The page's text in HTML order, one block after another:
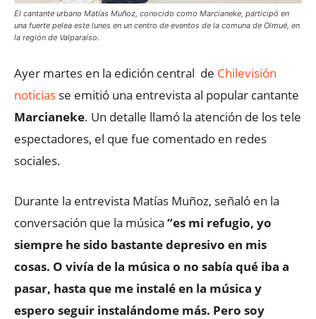
El cantante urbano Matías Muñoz, conocido como Marcianeke, participó en
una fuerte pelea este lunes en un centro de eventos de la comuna de Olmué, en
la región de Valparaíso.
Ayer martes en la edición central de Chilevisión
noticias se emitió una entrevista al popular cantante
Marcianeke. Un detalle llamó la atención de los tele
espectadores, el que fue comentado en redes
sociales.
Durante la entrevista Matías Muñoz, señaló en la
conversación que la música “es mi refugio, yo
siempre he sido bastante depresivo en mis
cosas. O vivía de la música o no sabía qué iba a
pasar, hasta que me instalé en la música y
espero seguir instalándome más. Pero soy